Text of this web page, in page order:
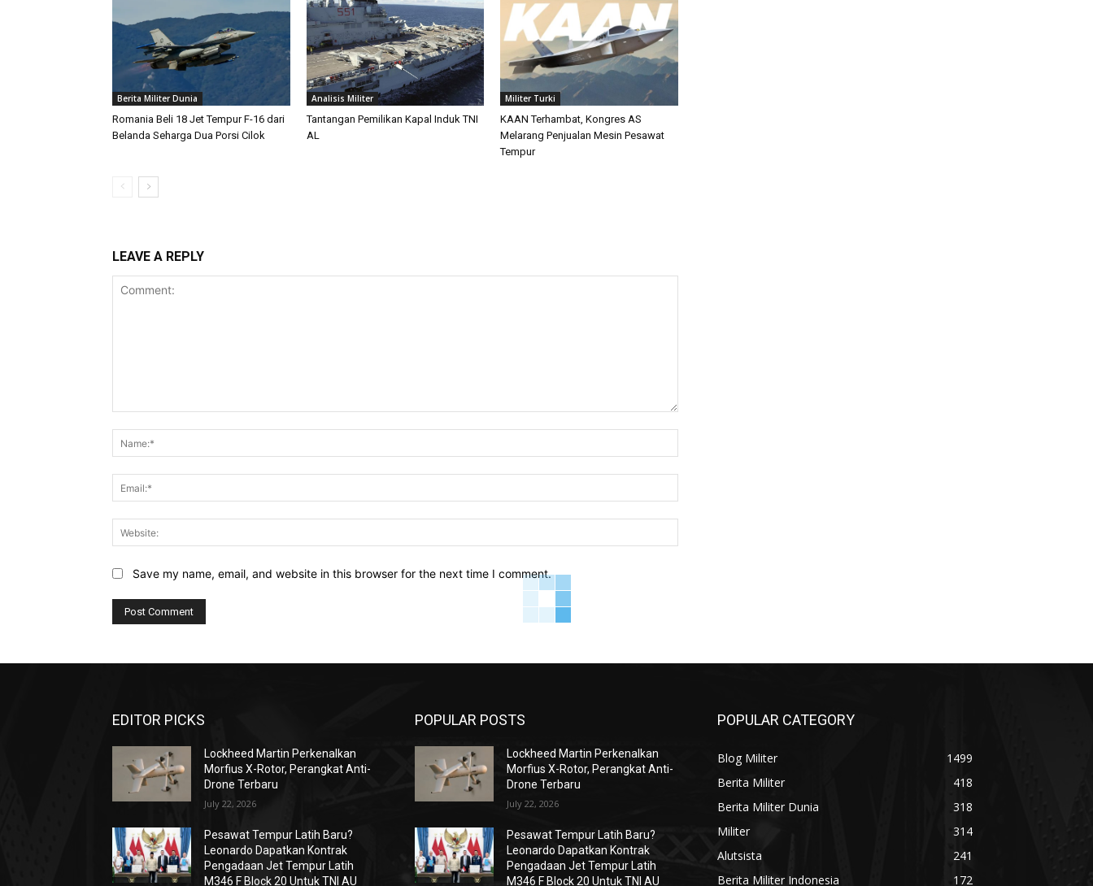
Berita Militer Dunia
Romania Beli 18 Jet Tempur F-16 dari
Belanda Seharga Dua Porsi Cilok
Analisis Militer
Tantangan Pemilikan Kapal Induk TNI
AL
Militer Turki
KAAN Terhambat, Kongres AS
Melarang Penjualan Mesin Pesawat
Tempur
LEAVE A REPLY
Save my name, email, and website in this browser for the next time I comment.
EDITOR PICKS
Lockheed Martin Perkenalkan
Morfius X-Rotor, Perangkat Anti-
Drone Terbaru
July 22, 2026
Pesawat Tempur Latih Baru?
Leonardo Dapatkan Kontrak
Pengadaan Jet Tempur Latih
M346 F Block 20 Untuk TNI AU
POPULAR POSTS
Lockheed Martin Perkenalkan
Morfius X-Rotor, Perangkat Anti-
Drone Terbaru
July 22, 2026
Pesawat Tempur Latih Baru?
Leonardo Dapatkan Kontrak
Pengadaan Jet Tempur Latih
M346 F Block 20 Untuk TNI AU
POPULAR CATEGORY
Blog Militer
1499
Berita Militer
418
Berita Militer Dunia
318
Militer
314
Alutsista
241
Berita Militer Indonesia
172